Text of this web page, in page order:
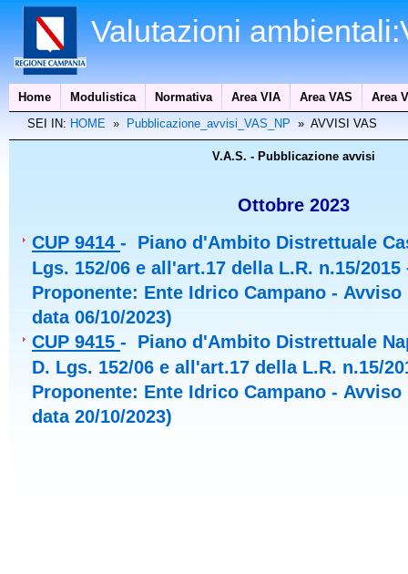
Valutazioni
Home Modulistica Normativa Area VIA Area VAS
Area
SEI IN: HOME » Pubblicazione_avvisi_VAS_NP » AVVISI VAS
V.A.S. - Pubblicazione avvisi
Ottobre 2023
CUP 9414 - Piano d'Ambito Distrettuale
Lgs. 152/06 e all'art.17 della L.R. n.15/2015
Proponente: Ente Idrico Campano -
data 06/10/2023)
CUP 9415 - Piano d'Ambito Distrettuale
D. Lgs. 152/06 e all'art.17 della L.R. n.15/
Proponente: Ente Idrico Campano -
data 20/10/2023)